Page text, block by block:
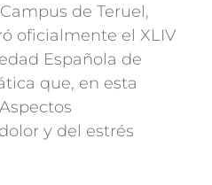
de Teruel,
oficialmente el XLIV
Española de
que, en esta
y del estrés